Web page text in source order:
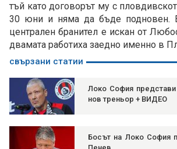
тъй като договорът му с
30 юни и няма да бъде подновен.
централен бранител е искан от
двамата работиха заедно именно в
свързани статии
Локо София
нов треньор + ВИДЕО
Босът на Локо София